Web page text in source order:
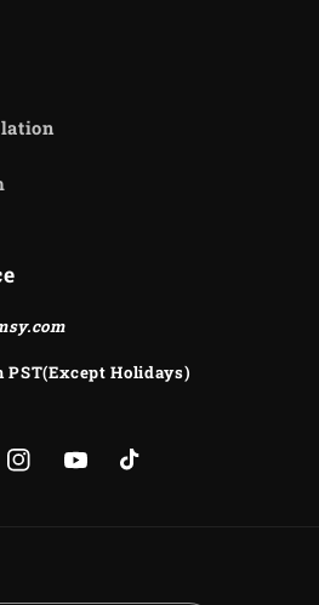
PST(Except Holidays)
InstagramYouTubeTikTok